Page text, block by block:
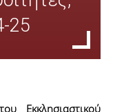
25
Εκκλησιαστικού